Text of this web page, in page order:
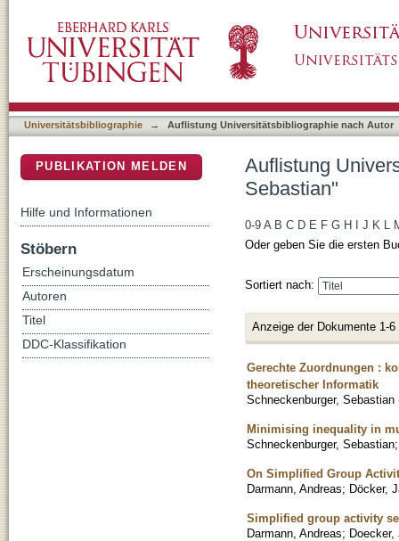
Universitätsbibliographie → Auflistung Universitätsbibliographie nach Autor
Auflistung
Sebastian"
0-9 A B C D E F G H J K L
Oder geben Sie die ersten
Sortiert nach:
Anzeige der Dokumente 1-6
Gerechte Zuordnungen :
theoretischer Informatik
Schneckenburger, Sebastian
Minimising inequality in
Schneckenburger, Sebastian
On Simplified Group
Darmann, Andreas; Döcker,
Simplified group activity
Darmann, Andreas; Doecker,
PUBLIKATION MELDEN
Hilfe und Informationen
Stöbern
Erscheinungsdatum
Autoren
Titel
DDC-Klassifikation